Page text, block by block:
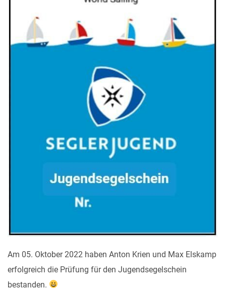
Am 05. Oktober 2022 haben Anton Krien und Max Elskamp
erfolgreich die Prüfung für den Jugendsegelschein
bestanden.